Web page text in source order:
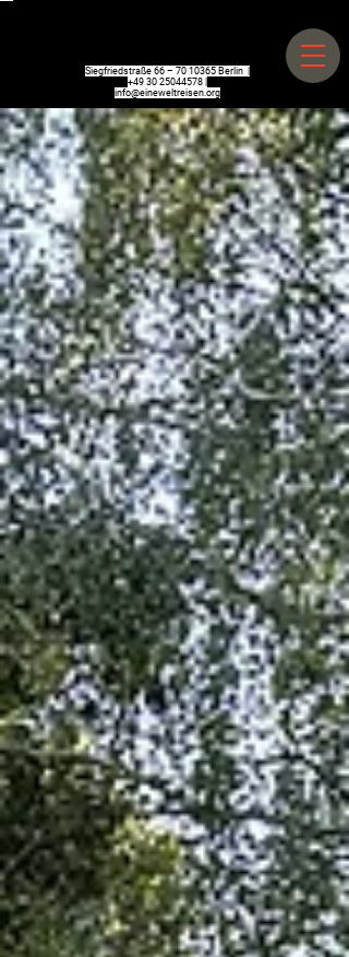
Siegfriedstraße 66 – 70 10365 Berlin |
+49 30 25044578
info@eineweltreisen.org